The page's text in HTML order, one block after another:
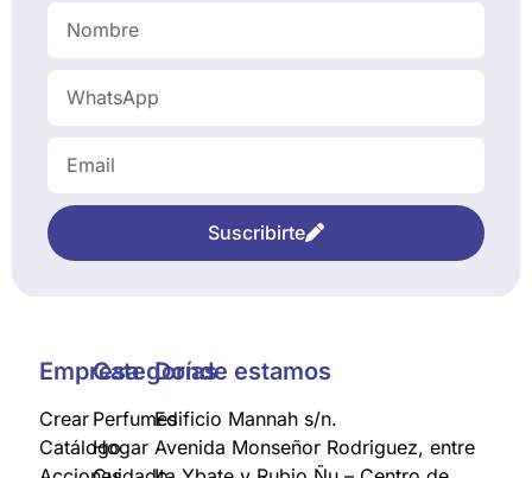
Suscribirte
Empresa
Crear
Catálogo
Categorías
Perfumes
Hogar
Donde estamos
Edificio Mannah s/n.
Avenida Monseñor Rodriguez, entre